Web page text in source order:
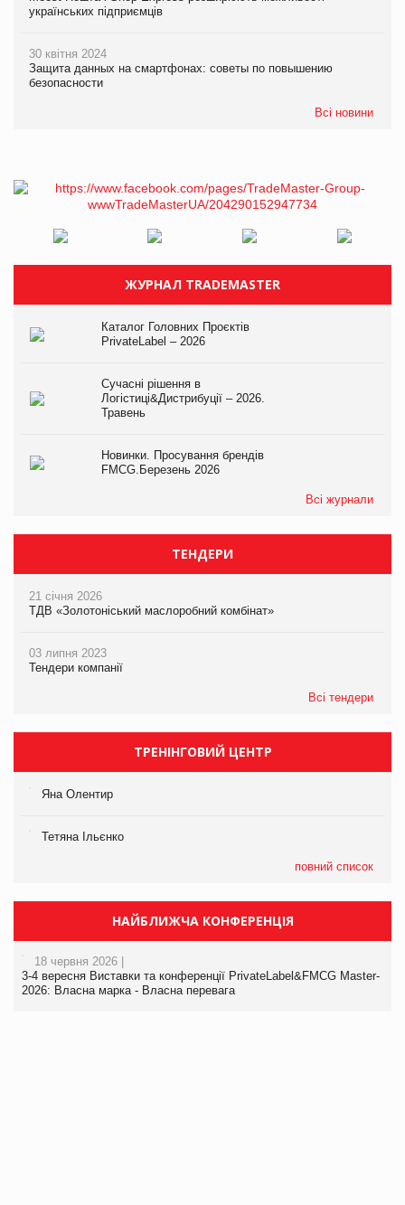
українських підприємців
30 квітня 2024
Защита данных на смартфонах: советы по повышению
безопасности
Всі новини
ЖУРНАЛ TRADEMASTER
Каталог Головних Проєктів
PrivateLabel – 2026
Сучасні рішення в
Логістиці&Дистрибуції – 2026.
Травень
Новинки. Просування брендів
FMCG.Березень 2026
Всі журнали
ТЕНДЕРИ
21 січня 2026
ТДВ «Золотоніський маслоробний комбінат»
03 липня 2023
Тендери компанії
Всі тендери
ТРЕНІНГОВИЙ ЦЕНТР
Яна Олентир
Тетяна Ільєнко
повний список
НАЙБЛИЖЧА КОНФЕРЕНЦІЯ
18 червня 2026 |
3-4 вересня Виставки та конференції PrivateLabel&FMCG Master-
2026: Власна марка - Власна перевага